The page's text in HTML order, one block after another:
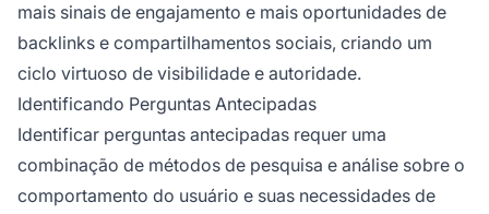
mais sinais de engajamento e mais oportunidades de
backlinks e compartilhamentos sociais, criando um
ciclo virtuoso de visibilidade e autoridade.
Identificando Perguntas Antecipadas
Identificar perguntas antecipadas requer uma
combinação de métodos de pesquisa e análise sobre o
comportamento do usuário e suas necessidades de